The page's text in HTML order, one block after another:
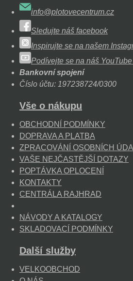
info@plotovecentrum.cz
Sledujte náš facebook
Inspirujte se na našem
Podívejte se na náš
Bankovní spojení
Číslo účtu: 197238724/0300
Vše o nákupu
OBCHODNÍ PODMÍNKY
DOPRAVA A PLATBA
ZPRACOVÁNÍ OSOBNÍCH
VAŠE NEJČASTĚJŠÍ DOTAZY
POPTÁVKA OPLOCENÍ
KONTAKTY
CENTRÁLA RAJHRAD
NÁVODY A KATALOGY
SKLADOVACÍ PODMÍNKY
Další služby
VELKOOBCHOD